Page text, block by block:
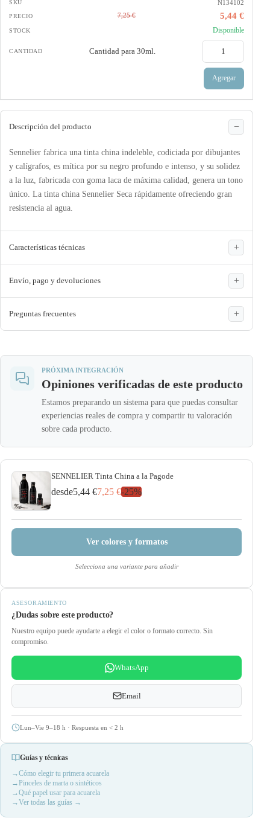
N134102
7,25 €
5,44 €
Disponible
Cantidad para 30ml.
Agregar
Descripción del producto
Sennelier fabrica una tinta china indeleble, codiciada por dibujantes
y calígrafos, es mítica por su negro profundo e intenso, y su solidez
a la luz, fabricada con goma laca de máxima calidad, genera un tono
único. La tinta china Sennelier Seca rápidamente ofreciendo gran
resistencia al agua.
Características técnicas
Envío, pago y devoluciones
Preguntas frecuentes
PRÓXIMA INTEGRACIÓN
Opiniones verificadas de este producto
Estamos preparando un sistema para que puedas consultar
experiencias reales de compra y compartir tu valoración
sobre cada producto.
SENNELIER Tinta China a la Pagode
desde5,44 €7,25 €-25%
Ver colores y formatos
Selecciona una variante para añadir
ASESORAMIENTO
¿Dudas sobre este producto?
Nuestro equipo puede ayudarte a elegir el color o formato correcto. Sin
compromiso.
WhatsApp
Email
Lun–Vie 9–18 h · Respuesta en < 2 h
Guías y técnicas
Cómo elegir tu primera acuarela
Pinceles de marta o sintéticos
Qué papel usar para acuarela
Ver todas las guías →